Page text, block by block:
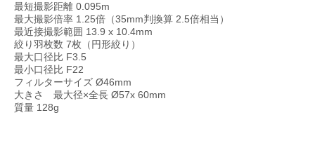
最短撮影距離 0.095m
最大撮影倍率 1.25倍（35mm判換算 2.5倍相当）
最近接撮影範囲 13.9 x 10.4mm
絞り羽枚数 7枚（円形絞り）
最大口径比 F3.5
最小口径比 F22
フィルターサイズ Ø46mm
大きさ 最大径×全長 Ø57x 60mm
質量 128g